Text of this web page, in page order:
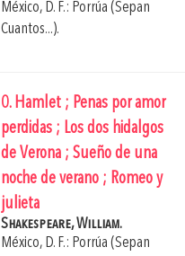
México, D. F.: Porrúa (Sepan
Cuantos...).
0. Hamlet ; Penas por amor
perdidas ; Los dos hidalgos
de Verona ; Sueño de una
noche de verano ; Romeo y
julieta
Shakespeare, William.
México, D. F.: Porrúa (Sepan